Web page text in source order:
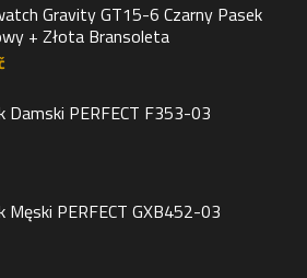
Gravity GT15-6 Czarny Pasek
+ Złota Bransoleta
Damski PERFECT F353-03
Męski PERFECT GXB452-03